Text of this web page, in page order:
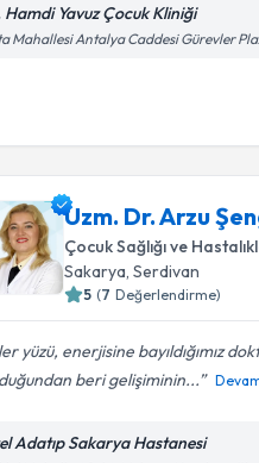
Hamdi Yavuz Çocuk Kliniği
Mahallesi Antalya Caddesi Gürevler
Uzm. Dr. Arzu
Çocuk Sağlığı ve
Sakarya,Serdivan
5 (7 Değerlendirme)
yüzü, enerjisine bayıldığımız
beri gelişiminin...
Adatıp Sakarya Hastanesi